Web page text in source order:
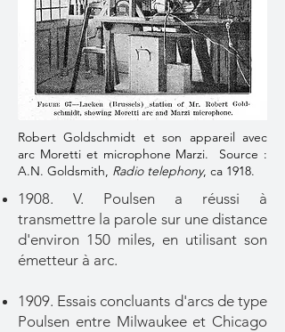
Robert Goldschmidt et son appareil avec
arc Moretti et microphone Marzi. Source :
A.N. Goldsmith, Radio telephony, ca 1918.
1908. V. Poulsen a réussi à
transmettre la parole sur une distance
d'environ 150 miles, en utilisant son
émetteur à arc.
1909. Essais concluants d'arcs de type
Poulsen entre Milwaukee et Chicago